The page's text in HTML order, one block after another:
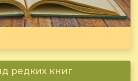
редких книг